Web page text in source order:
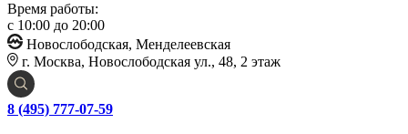
Время работы:
с 10:00 до 20:00
Новослободская, Менделеевская
г. Москва, Новослободская ул., 48, 2 этаж
8 (495) 777-07-59